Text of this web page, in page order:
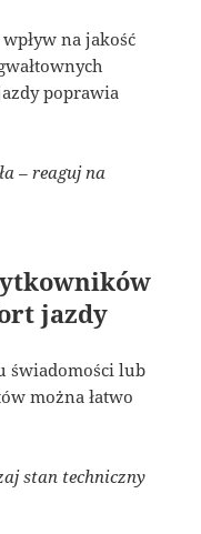
na jakość
poprawia
– reaguj na
jazdy
świadomości lub
można łatwo
stan techniczny